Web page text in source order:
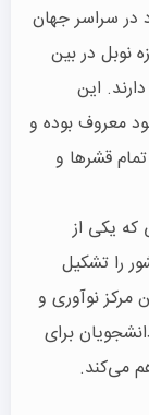
در سراسر جهان
که ۲۵ برنده جایزه نوبل در بین
این
معروف بوده و
قشرها و
که یکی از
را تشکیل
نوآوری و
برای
می‌کند.